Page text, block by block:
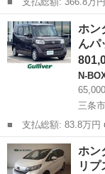
ー名： ホンダ ■ 車
禁煙車 社外ナビ フ
コントロ...
新潟 新潟市
ホン
んパ
N-
三条市
■ 支払総額: 83.8万円 ■ 車両本体価格： 801,000 円 ■ メーカー
名： ホンダ ■ 車種
ッケージ あんしんパ
／サイド＆カ...
新潟 三条市
ホン
リ